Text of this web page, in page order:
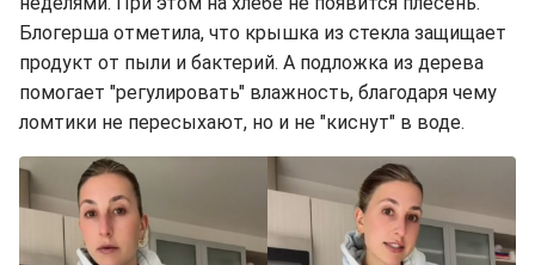
Блогерша отметила, что крышка из стекла защищает
продукт от пыли и бактерий. А подложка из дерева
помогает "регулировать" влажность, благодаря чему
ломтики не пересыхают, но и не "киснут" в воде.